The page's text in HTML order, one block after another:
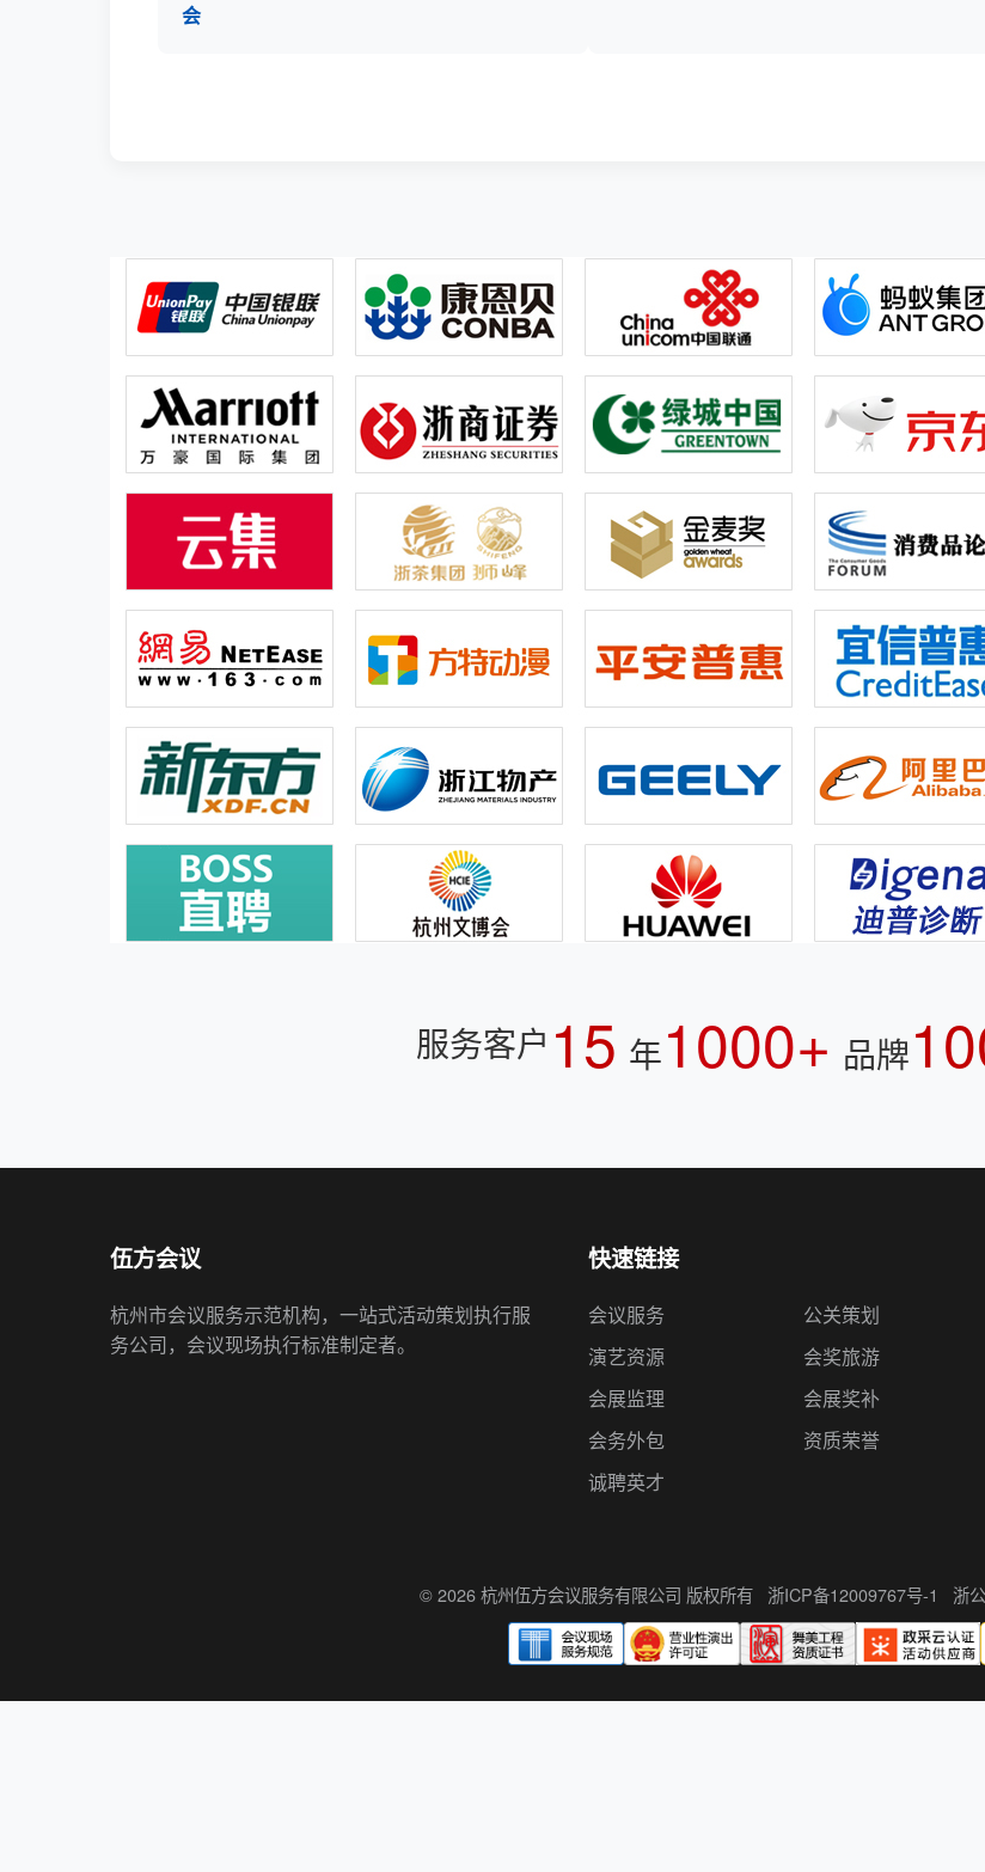
会
服务客户 15 年1000+ 品牌
伍方会议
杭州市会议服务示范机构，一站式活动策划执行服
务公司，会议现场执行标准制定者。
快速链接
会议服务
公关策划
演艺资源
会奖旅游
会展监理
会展奖补
会务外包
资质荣誉
诚聘英才
© 2026 杭州伍方会议服务有限公司 版权所有 浙ICP备12009767号-1 浙